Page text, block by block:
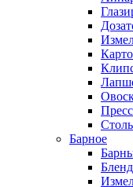
Барное